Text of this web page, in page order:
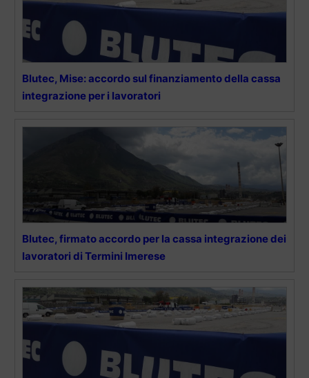
Blutec, Mise: accordo sul finanziamento della cassa
integrazione per i lavoratori
Blutec, firmato accordo per la cassa integrazione dei
lavoratori di Termini Imerese